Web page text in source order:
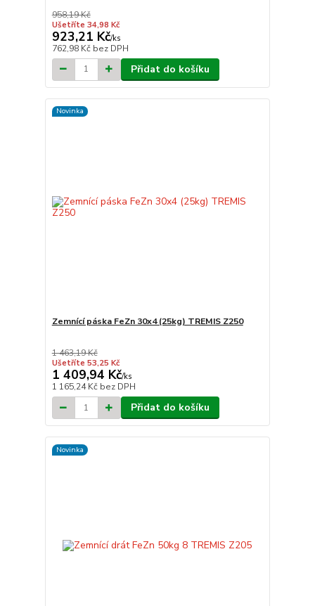
958,19 Kč
Ušetříte 34,98 Kč
923,21 Kč/ks
762,98 Kč bez DPH
Přidat do košíku
Novinka
Zemnící páska FeZn 30x4 (25kg) TREMIS Z250
1 463,19 Kč
Ušetříte 53,25 Kč
1 409,94 Kč/ks
1 165,24 Kč bez DPH
Přidat do košíku
Novinka